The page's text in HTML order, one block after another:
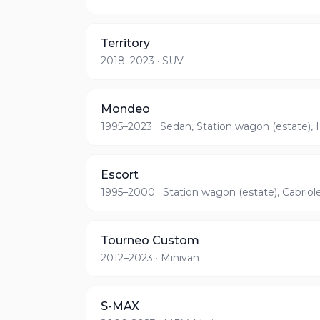
Territory
2018–2023 · SUV
Mondeo
1995–2023 · Sedan, Station wagon (estate),
Escort
1995–2000 · Station wagon (estate),
Tourneo Custom
2012–2023 · Minivan
S-MAX